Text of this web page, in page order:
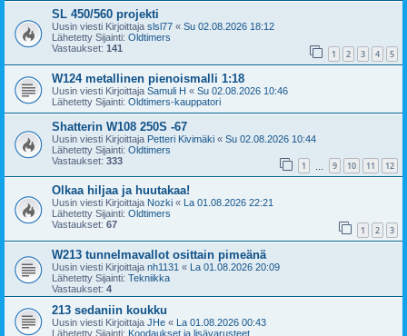
SL 450/560 projekti
Uusin viesti Kirjoittaja slsl77 « Su 02.08.2026 18:12
Lähetetty Sijainti: Oldtimers
Vastaukset: 141 1 2 3 4 5
W124 metallinen pienoismalli 1:18
Uusin viesti Kirjoittaja Samuli H « Su 02.08.2026 10:46
Lähetetty Sijainti: Oldtimers-kauppatori
Shatterin W108 250S -67
Uusin viesti Kirjoittaja Petteri Kivimäki « Su 02.08.2026 10:44
Lähetetty Sijainti: Oldtimers
Vastaukset: 333 1 9 10 11 12
Olkaa hiljaa ja huutakaa!
Uusin viesti Kirjoittaja Nozki «
La 01.08.2026 22:21
Lähetetty Sijainti: Oldtimers
Vastaukset: 67 1 2 3
W213 tunnelmavallot osittain pimeänä
Uusin viesti Kirjoittaja nh1131 « La 01.08.2026 20:09
Lähetetty Sijainti: Tekniikka
Vastaukset: 4
213 sedaniin koukku
Uusin viesti Kirjoittaja JHe « La 01.08.2026 00:43
Lähetetty Sijainti: Koodaukset ja lisävarusteet